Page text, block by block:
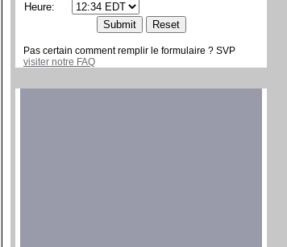
Heure:
Pas certain comment remplir le formulaire ? SVP
visiter notre FAQ